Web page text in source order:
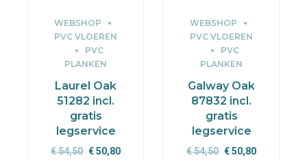
WEBSHOP
PVC VLOEREN
PVC
PLANKEN
Laurel Oak
51282 incl.
gratis
legservice
€54,50 Oorspronkelijke
€50,80Huidige
WEBSHOP
PVC VLOEREN
PVC
PLANKEN
Galway Oak
87832 incl.
gratis
legservice
€54,50 Oorspronkelijke
€50,80Huidige